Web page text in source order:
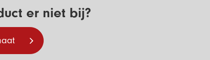
er niet bij?